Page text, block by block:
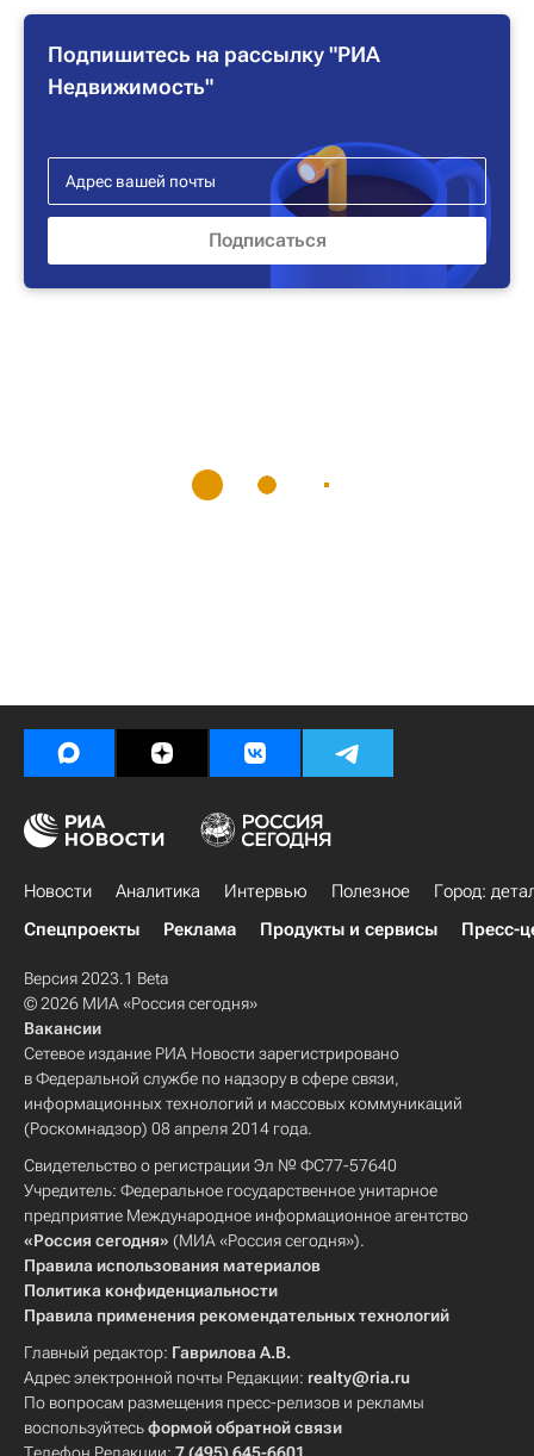
Подпишитесь на рассылку "РИА
Недвижимость"
Новости Аналитика Интервью Полезное
Город:
Спецпроекты
Реклама Продукты и сервисы Пресс-
Версия 2023.1 Beta
© 2026 МИА «Россия сегодня»
Вакансии
Сетевое издание РИА Новости зарегистрировано
в Федеральной службе по надзору в сфере связи,
информационных технологий и массовых коммуникаций
(Роскомнадзор) 08 апреля 2014 года.
Свидетельство о регистрации Эл № ФС77-57640
Учредитель: Федеральное государственное унитарное
предприятие Международное информационное агентство
«Россия сегодня» (МИА «Россия сегодня»).
Правила использования материалов
Политика конфиденциальности
Правила применения рекомендательных технологий
Главный редактор: Гаврилова А.В.
Адрес электронной почты Редакции: realty@ria.ru
По вопросам размещения пресс-релизов и рекламы
воспользуйтесьформой обратной связи